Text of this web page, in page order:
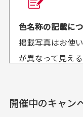
セールかつポ
も使えて、お
入出来ました
セールかつポイ
満足です。
平日午前9時ま
せて頂いてお
送料はいくら
色名称の記載に
掲載写真はお使
が異なって見え
実寸サイズにつ
開催中のキャン